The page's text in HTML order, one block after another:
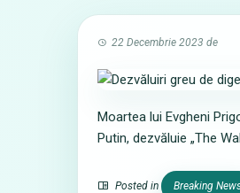
22 Decembrie 2023 de
Moartea lui Evgheni
Putin, dezvăluie „The
Posted in Breaking